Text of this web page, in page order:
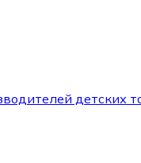
детских